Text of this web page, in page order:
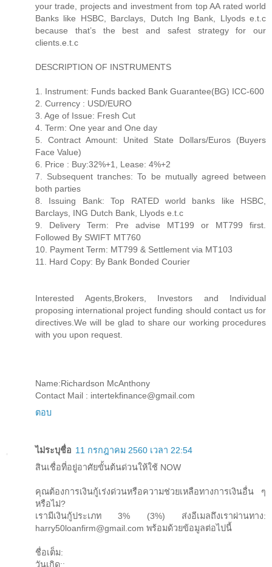
your trade, projects and investment from top AA rated world
Banks like HSBC, Barclays, Dutch Ing Bank, Llyods e.t.c
because that’s the best and safest strategy for our
clients.e.t.c
DESCRIPTION OF INSTRUMENTS
1. Instrument: Funds backed Bank Guarantee(BG) ICC-600
2. Currency : USD/EURO
3. Age of Issue: Fresh Cut
4. Term: One year and One day
5. Contract Amount: United State Dollars/Euros (Buyers
Face Value)
6. Price : Buy:32%+1, Lease: 4%+2
7. Subsequent tranches: To be mutually agreed between
both parties
8. Issuing Bank: Top RATED world banks like HSBC,
Barclays, ING Dutch Bank, Llyods e.t.c
9. Delivery Term: Pre advise MT199 or MT799 first.
Followed By SWIFT MT760
10. Payment Term: MT799 & Settlement via MT103
11. Hard Copy: By Bank Bonded Courier
Interested Agents,Brokers, Investors and Individual
proposing international project funding should contact us for
directives.We will be glad to share our working procedures
with you upon request.
Name:Richardson McAnthony
Contact Mail : intertekfinance@gmail.com
ตอบ
ไม่ระบุชื่อ 11 กรกฎาคม 2560 เวลา 22:54
สินเชื่อที่อยู่อาศัยขั้นต้นด่วนให้ใช้ NOW
คุณต้องการเงินกู้เร่งด่วนหรือความช่วยเหลือทางการเงินอื่น ๆ
หรือไม่?
เรามีเงินกู้ประเภท 3% (3%) ส่งอีเมลถึงเราผ่านทาง:
harry50loanfirm@gmail.com พร้อมด้วยข้อมูลต่อไปนี้
ชื่อเต็ม:
วันเกิด::